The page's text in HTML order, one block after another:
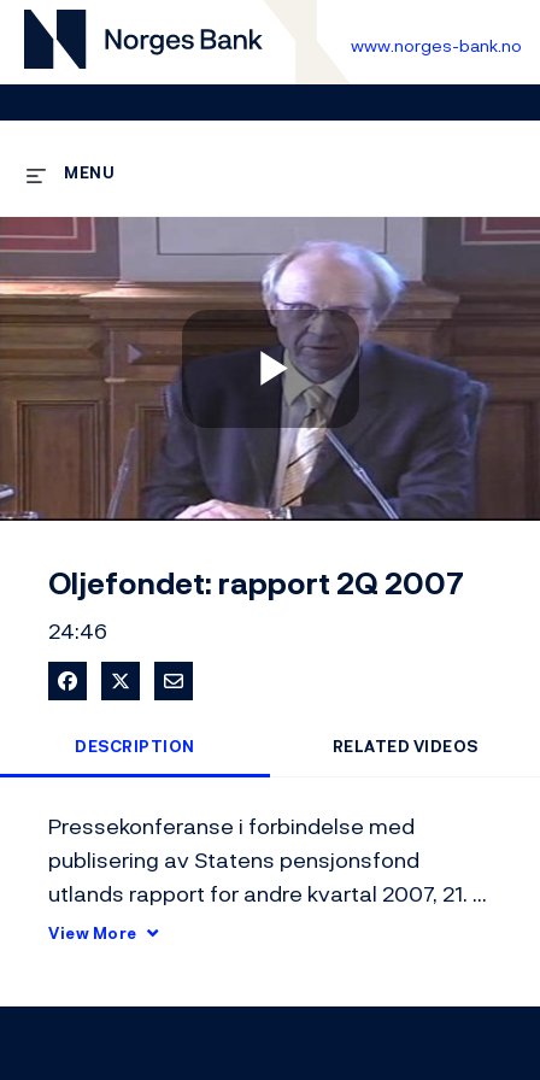
www.norges-bank.no
MENU
Play
Oljefondet: rapport 2Q 2007
24:46
Share on Facebook
Share on XShare via Email
DESCRIPTION RELATED VIDEOS
Pressekonferanse i forbindelse med
publisering av Statens pensjonsfond
utlands rapport for andre kvartal 2007, 21.
august 2007
View More